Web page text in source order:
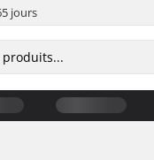
jours